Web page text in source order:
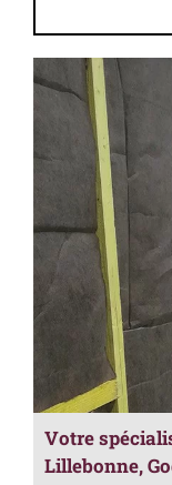
Votre
Lillebonne,